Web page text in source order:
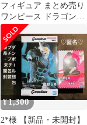
フィギュア まとめ売り
ワンピース ドラゴンボ
ール 呪術廻戦 怪獣8号
¥1,300
2*様 【新品・未開封】